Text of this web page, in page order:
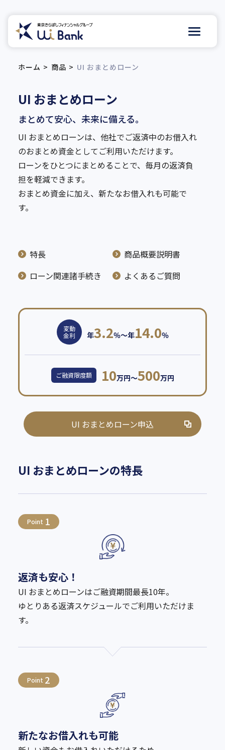
ホーム 商品 UI おまとめローン
UI おまとめローン
まとめて安心、未来に備える。
UI おまとめローンは、他社でご返済中のお借入れ
のおまとめ資金としてご利用いただけます。
ローンをひとつにまとめることで、毎月の返済負
担を軽減できます。
おまとめ資金に加え、新たなお借入れも可能で
す。
特長
商品概要説明書
ローン関連諸手続き
よくあるご質問
変動
金利
年3.2％～年14.0％
ご融資限度額 10万円～500万円
UI おまとめローン申込
UI おまとめローンの特長
Point 1
返済も安心！
UI おまとめローンはご融資期間最長10年。
ゆとりある返済スケジュールでご利用いただけま
す。
Point 2
新たなお借入れも可能